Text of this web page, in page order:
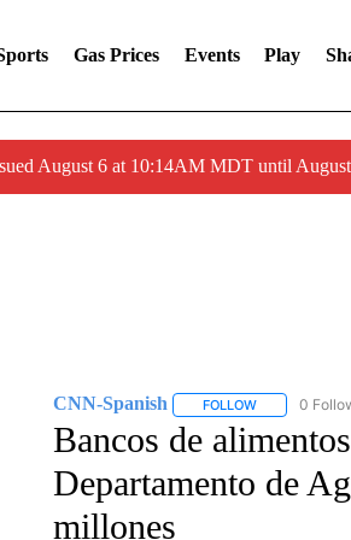
Gas Prices Events Play
August 6 at 10:14AM MDT until
CNN-Spanish FOLLOWFOLLOW
0
Bancos de
Departamento de
millones